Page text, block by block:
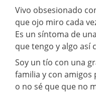
Vivo obsesionado
que ojo miro cada
Es un síntoma de
que tengo y algo así
Soy un tío con una
familia y con amigos
o no sé que que no